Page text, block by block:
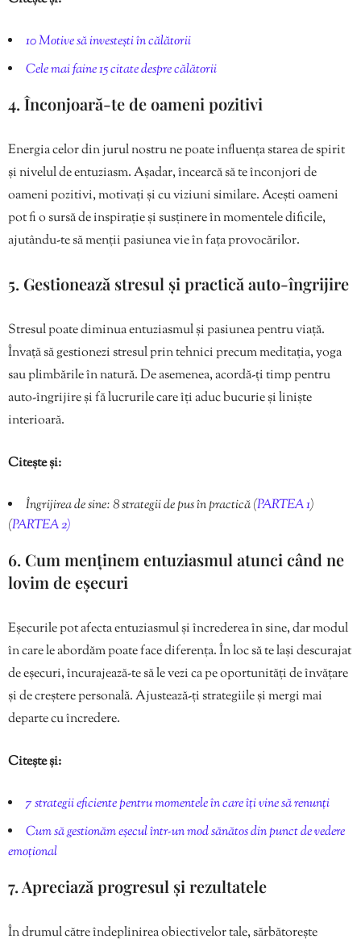
10 Motive să investești în călătorii
Cele mai faine 15 citate despre călătorii
4. Înconjoară-te de oameni pozitivi
Energia celor din jurul nostru ne poate influența starea de spirit
și nivelul de entuziasm. Așadar, încearcă să te înconjori de
oameni pozitivi, motivați și cu viziuni similare. Acești oameni
pot fi o sursă de inspirație și susținere în momentele dificile,
ajutându-te să menții pasiunea vie în fața provocărilor.
5. Gestionează stresul și practică auto-îngrijire
Stresul poate diminua entuziasmul și pasiunea pentru viață.
Învață să gestionezi stresul prin tehnici precum meditația, yoga
sau plimbările în natură. De asemenea, acordă-ți timp pentru
auto-îngrijire și fă lucrurile care îți aduc bucurie și liniște
interioară.
Citește și:
Îngrijirea de sine: 8 strategii de pus în practică (PARTEA 1)
(PARTEA 2)
6. Cum menținem entuziasmul atunci când ne
lovim de eșecuri
Eșecurile pot afecta entuziasmul și încrederea în sine, dar modul
în care le abordăm poate face diferența. În loc să te lași descurajat
de eșecuri, încurajează-te să le vezi ca pe oportunități de învățare
și de creștere personală. Ajustează-ți strategiile și mergi mai
departe cu încredere.
Citește și:
7 strategii eficiente pentru momentele în care îți vine să renunți
Cum să gestionăm eșecul într-un mod sănătos din punct de vedere
emoțional
7. Apreciază progresul și rezultatele
În drumul către îndeplinirea obiectivelor tale, sărbătorește